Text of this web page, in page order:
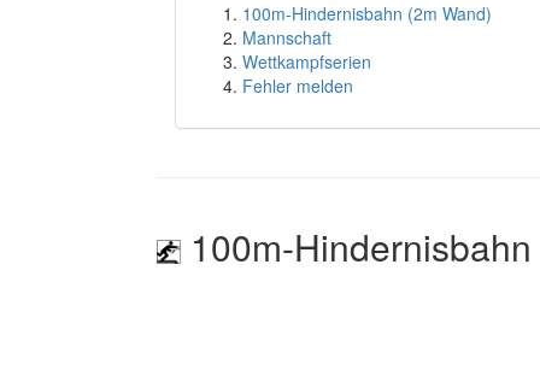
100m-Hindernisbahn (2m Wand)
Mannschaft
Wettkampfserien
Fehler melden
100m-